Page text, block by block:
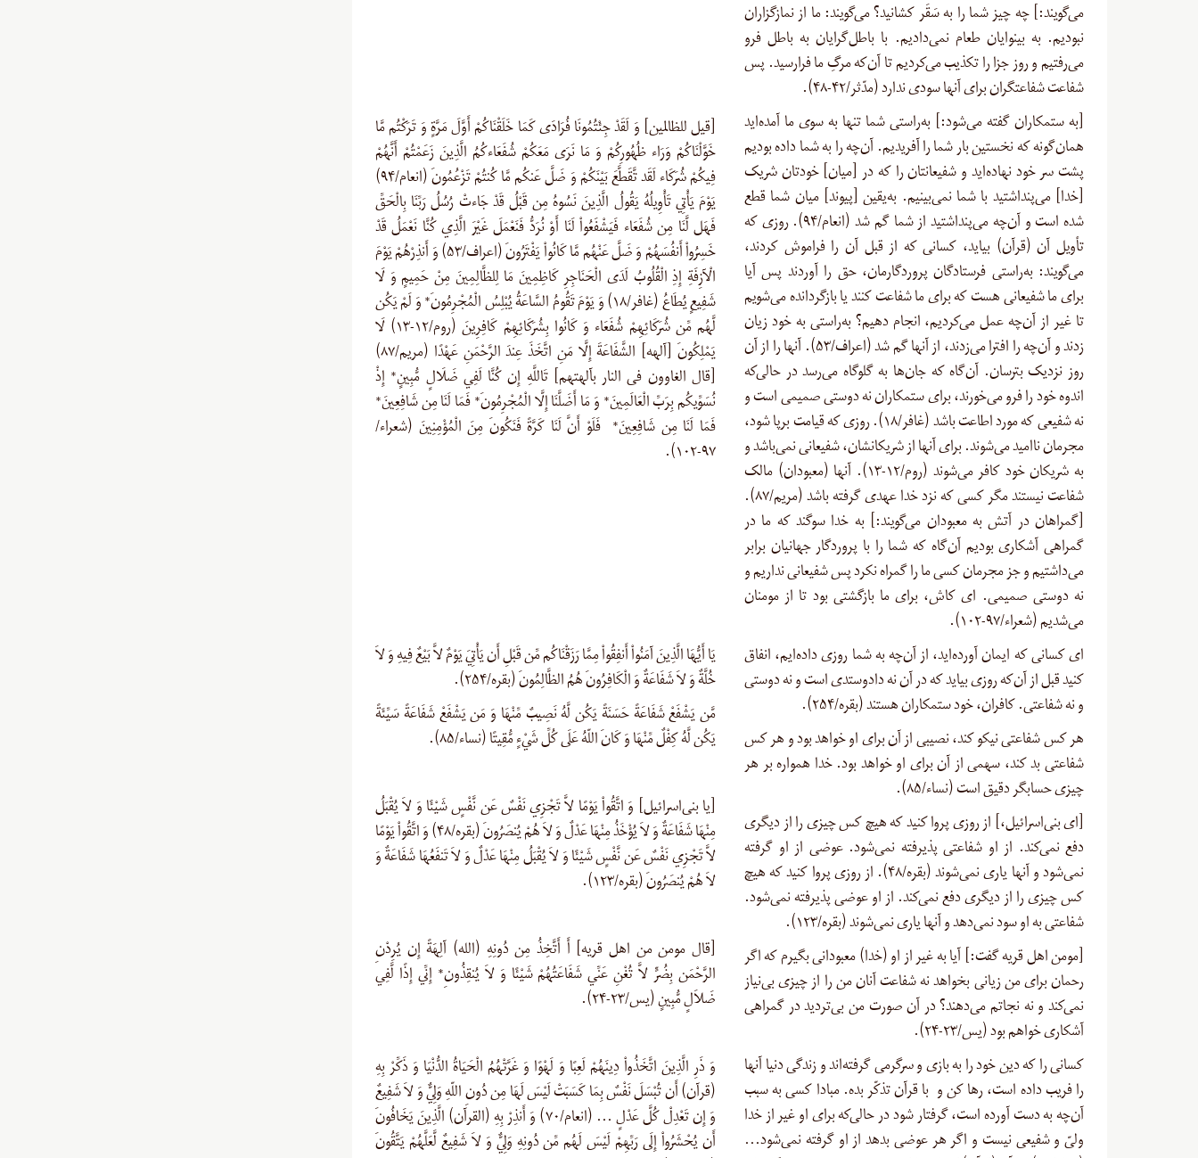
می‌گویند:] چه چیز شما را به سَقَر کشانید؟ می‌گویند: ما از نمازگزاران
نبودیم. به بینوایان طعام نمی‌دادیم. با باطل‌گرایان به باطل فرو
می‌رفتیم و روز جزا را تکذیب می‌کردیم تا آن‌که مرگِ ما فرارسید. پس
شفاعت شفاعتگران برای آنها سودی ندارد (مدّثر/۴۲-۴۸
).
[به ستمکاران گفته می‌شود:] به‌راستی شما تنها به سوی ما آمده‌اید
همان‌گونه که نخستین بار شما را آفریدیم. آن‌چه را به شما داده بودیم
پشت سر خود نهاده‌اید و شفیعانتان را که در [میان] خودتان شریک
[خدا] می‌پنداشتید با شما نمی‌بینیم. به‌یقین [پیوند] میان شما قطع
شده است و آن‌چه می‌پنداشتید از شما گم شد (انعام/۹۴). روزی که
تأویل آن (قرآن) بیاید، کسانی که از قبل آن را فراموش کردند،
می‌گویند: به‌راستی فرستادگان پروردگارمان، حق را آوردند پس آیا
برای ما شفیعانی هست که برای ما شفاعت کنند یا بازگردانده می‌شویم
تا غیر از آن‌چه عمل می‌کردیم، انجام دهیم؟ به‌راستی به خود زیان
زدند و آن‌چه را افترا می‌زدند، از آنها گم شد (اعراف/۵۳). آنها را از آن
روز نزدیک‌ بترسان. آن‌گاه که جان‌ها به گلوگاه می‌رسد در حالی‌که
اندوه خود را فرو می‌خورند، برای ستمکاران نه دوستی صمیمی است و
نه شفیعی که مورد اطاعت باشد (غافر/۱۸). روزی که قیامت برپا شود،
مجرمان ناامید می‌شوند. برای آنها از شریکانشان، شفیعانی نمی‌باشد و
به شریکان خود کافر می‌شوند (روم/۱۲-۱۳). آنها (معبودان) مالک
شفاعت نیستند مگر کسی که نزد خدا عهدی گرفته باشد (مریم/۸۷).
[گمراهان در آتش به معبودان می‌گویند:] به خدا سوگند که ما در
گمراهی آشکاری بودیم آن‌گاه که شما را با پروردگار جهانیان برابر
می‌داشتیم و جز مجرمان کسی ما را گمراه نکرد پس شفیعانی نداریم و
نه دوستی صمیمی. ای کاش، برای ما بازگشتی بود تا از مومنان
می‌شدیم (شعراء/۹۷-۱۰۲
).
ای کسانی که ایمان آورده‌اید، از آن‌چه به شما روزی داده‌ایم، انفاق
کنید قبل از آن‌که روزی بیاید که در آن نه دادوستدی است و نه دوستی
و نه شفاعتی. کافران، خود ستمکاران هستند (بقره/۲۵۴
).
هر کس شفاعتی نیکو کند، نصیبی از آن برای او خواهد بود و هر کس
شفاعتی بد کند، سهمی از آن برای او خواهد بود. خدا همواره بر هر
چیزی حسابگر دقیق است (نساء/۸۵
).
[ای بنی‌اسرائیل،] از روزی پروا کنید که هیچ کس چیزی را از دیگری
دفع نمی‌کند. از او شفاعتی پذیرفته نمی‌شود. عوضی از او گرفته
نمی‌شود و آنها یاری نمی‌شوند (بقره/۴۸). از روزی پروا کنید که هیچ
کس چیزی را از دیگری دفع نمی‌کند. از او عوضی پذیرفته نمی‌شود.
شفاعتی به او سود نمی‌دهد و آنها یاری نمی‌شوند (بقره/۱۲۳
).
[مومن اهل قریه گفت:] آیا به غیر از او (خدا) معبودانی بگیرم که اگر
رحمان برای من زیانی بخواهد نه شفاعت آنان من را از چیزی بی‌نیاز
نمی‌کند و نه نجاتم می‌دهند؟ در آن صورت من بی‌تردید در گمراهی
آشکاری خواهم بود (یس/۲۳-۲۴
).
کسانی را که دین خود را به بازی و سرگرمی گرفته‌اند و زندگی دنیا آنها
را فریب داده است، رها کن و با قرآن تذکّر بده. مبادا کسی به سبب
آن‌چه به دست آورده است، گرفتار شود در حالی‌که برای او غیر از خدا
ولیّ و شفیعی نیست و اگر هر عوضی بدهد از او گرفته نمی‌شود…
[قیل للظالمین] وَ لَقَدْ جِئْتُمُونَا فُرَادَى كَمَا خَلَقْنَاكُمْ أَوَّلَ مَرَّةٍ وَ تَرَكْتُم مَّا
خَوَّلْنَاكُمْ وَرَاء ظُهُورِكُمْ وَ مَا نَرَى مَعَكُمْ شُفَعَاءكُمُ الَّذِينَ زَعَمْتُمْ أَنَّهُمْ
فِيكُمْ شُرَكَاء لَقَد تَّقَطَّعَ بَيْنَكُمْ وَ ضَلَّ عَنكُم مَّا كُنتُمْ تَزْعُمُونَ (انعام/۹۴)
يَوْمَ يَأْتِي تَأْوِيلُهُ يَقُولُ الَّذِينَ نَسُوهُ مِن قَبْلُ قَدْ جَاءتْ رُسُلُ رَبِّنَا بِالْحَقِّ
فَهَل لَّنَا مِن شُفَعَاء فَيَشْفَعُواْ لَنَا أَوْ نُرَدُّ فَنَعْمَلَ غَيْرَ الَّذِي كُنَّا نَعْمَلُ قَدْ
خَسِرُواْ أَنفُسَهُمْ وَ ضَلَّ عَنْهُم مَّا كَانُواْ يَفْتَرُونَ (اعراف/۵۳) وَ أَنذِرْهُمْ يَوْمَ
الْآزِفَةِ إِذِ الْقُلُوبُ لَدَى الْحَنَاجِرِ كَاظِمِينَ مَا لِلظَّالِمِينَ مِنْ حَمِيمٍ وَ لَا
شَفِيعٍ يُطَاعُ (غافر/۱۸) وَ يَوْمَ تَقُومُ السَّاعَةُ يُبْلِسُ الْمُجْرِمُونَ* وَ لَمْ يَكُن
لَّهُم مِّن شُرَكَائِهِمْ شُفَعَاء وَ كَانُوا بِشُرَكَائِهِمْ كَافِرِينَ (روم/۱۲-۱۳) لَا
يَمْلِكُونَ [آلهه] الشَّفَاعَةَ إِلَّا مَنِ اتَّخَذَ عِندَ الرَّحْمَنِ عَهْدًا (مریم/۸۷)
[قال الغاوون فی النار بآلهتهم] تَاللَّهِ إِن كُنَّا لَفِي ضَلَالٍ مُّبِينٍ* إِذْ
نُسَوِّيكُم بِرَبِّ الْعَالَمِينَ* وَ مَا أَضَلَّنَا إِلَّا الْمُجْرِمُونَ* فَمَا لَنَا مِن شَافِعِينَ*
فَمَا لَنَا مِن شَافِعِينَ* فَلَوْ أَنَّ لَنَا كَرَّةً فَنَكُونَ مِنَ الْمُؤْمِنِينَ (شعراء/
۹۷-۱۰۲).
يَا أَيُّهَا الَّذِينَ آمَنُواْ أَنفِقُواْ مِمَّا رَزَقْنَاكُم مِّن قَبْلِ أَن يَأْتِيَ يَوْمٌ لاَّ بَيْعٌ فِيهِ وَ لاَ
خُلَّةٌ وَ لاَ شَفَاعَةٌ وَ الْكَافِرُونَ هُمُ الظَّالِمُونَ (بقره/۲۵۴).
مَّن يَشْفَعْ شَفَاعَةً حَسَنَةً يَكُن لَّهُ نَصِيبٌ مِّنْهَا وَ مَن يَشْفَعْ شَفَاعَةً سَيِّئَةً
يَكُن لَّهُ كِفْلٌ مِّنْهَا وَ كَانَ اللّهُ عَلَى كُلِّ شَيْءٍ مُّقِيتًا (نساء/۸۵).
[یا بنی‌اسرائیل] وَ اتَّقُواْ يَوْمًا لاَّ تَجْزِي نَفْسٌ عَن نَّفْسٍ شَيْئًا وَ لاَ يُقْبَلُ
مِنْهَا شَفَاعَةٌ وَ لاَ يُؤْخَذُ مِنْهَا عَدْلٌ وَ لاَ هُمْ يُنصَرُونَ (بقره/۴۸) وَ اتَّقُواْ يَوْمًا
لاَّ تَجْزِي نَفْسٌ عَن نَّفْسٍ شَيْئًا وَ لاَ يُقْبَلُ مِنْهَا عَدْلٌ وَ لاَ تَنفَعُهَا شَفَاعَةٌ وَ
لاَ هُمْ يُنصَرُونَ (بقره/۱۲۳).
[قال مومن من اهل قریه] أَ أَتَّخِذُ مِن دُونِهِ (الله) آلِهَةً إِن يُرِدْنِ
الرَّحْمَن بِضُرٍّ لاَّ تُغْنِ عَنِّي شَفَاعَتُهُمْ شَيْئًا وَ لاَ يُنقِذُونِ* إِنِّي إِذًا لَّفِي
ضَلاَلٍ مُّبِينٍ (یس/۲۳-۲۴).
وَ ذَرِ الَّذِينَ اتَّخَذُواْ دِينَهُمْ لَعِبًا وَ لَهْوًا وَ غَرَّتْهُمُ الْحَيَاةُ الدُّنْيَا وَ ذَكِّرْ بِهِ
(قرآن) أَن تُبْسَلَ نَفْسٌ بِمَا كَسَبَتْ لَيْسَ لَهَا مِن دُونِ اللّهِ وَلِيٌّ وَ لاَ شَفِيعٌ
وَ إِن تَعْدِلْ كُلَّ عَدْلٍ … (انعام/۷۰) وَ أَنذِرْ بِهِ (القرآن) الَّذِينَ يَخَافُونَ
أَن يُحْشَرُواْ إِلَى رَبِّهِمْ لَيْسَ لَهُم مِّن دُونِهِ وَلِيٌّ وَ لاَ شَفِيعٌ لَّعَلَّهُمْ يَتَّقُونَ